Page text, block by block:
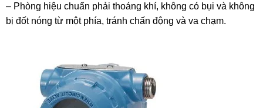
– Phòng hiệu chuẩn phải thoáng khí, không có bụi và không
bị đốt nóng từ một phía, tránh chấn động và va chạm.